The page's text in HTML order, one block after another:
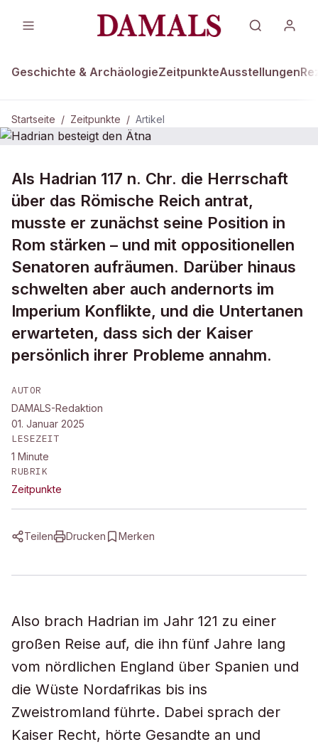
Geschichte & ArchäologieZeitpunkteAusstellungen
Startseite / Zeitpunkte / Artikel
Hadrian besteigt den Ätna
Als Hadrian 117 n. Chr. die Herrschaft
über das Römische Reich antrat,
musste er zunächst seine Position in
Rom stärken – und mit oppositionellen
Senatoren aufräumen. Darüber hinaus
schwelten aber auch andernorts im
Imperium Konflikte, und die Untertanen
erwarteten, dass sich der Kaiser
persönlich ihrer Probleme annahm.
AUTOR
DAMALS-Redaktion
01. Januar 2025
LESEZEIT
1 Minute
RUBRIK
Zeitpunkte
Teilen Drucken Merken
Also brach Hadrian im Jahr 121 zu einer
großen Reise auf, die ihn fünf Jahre lang
vom nördlichen England über Spanien und
die Wüste Nordafrikas bis ins
Zweistromland führte. Dabei sprach der
Kaiser Recht, hörte Gesandte an und